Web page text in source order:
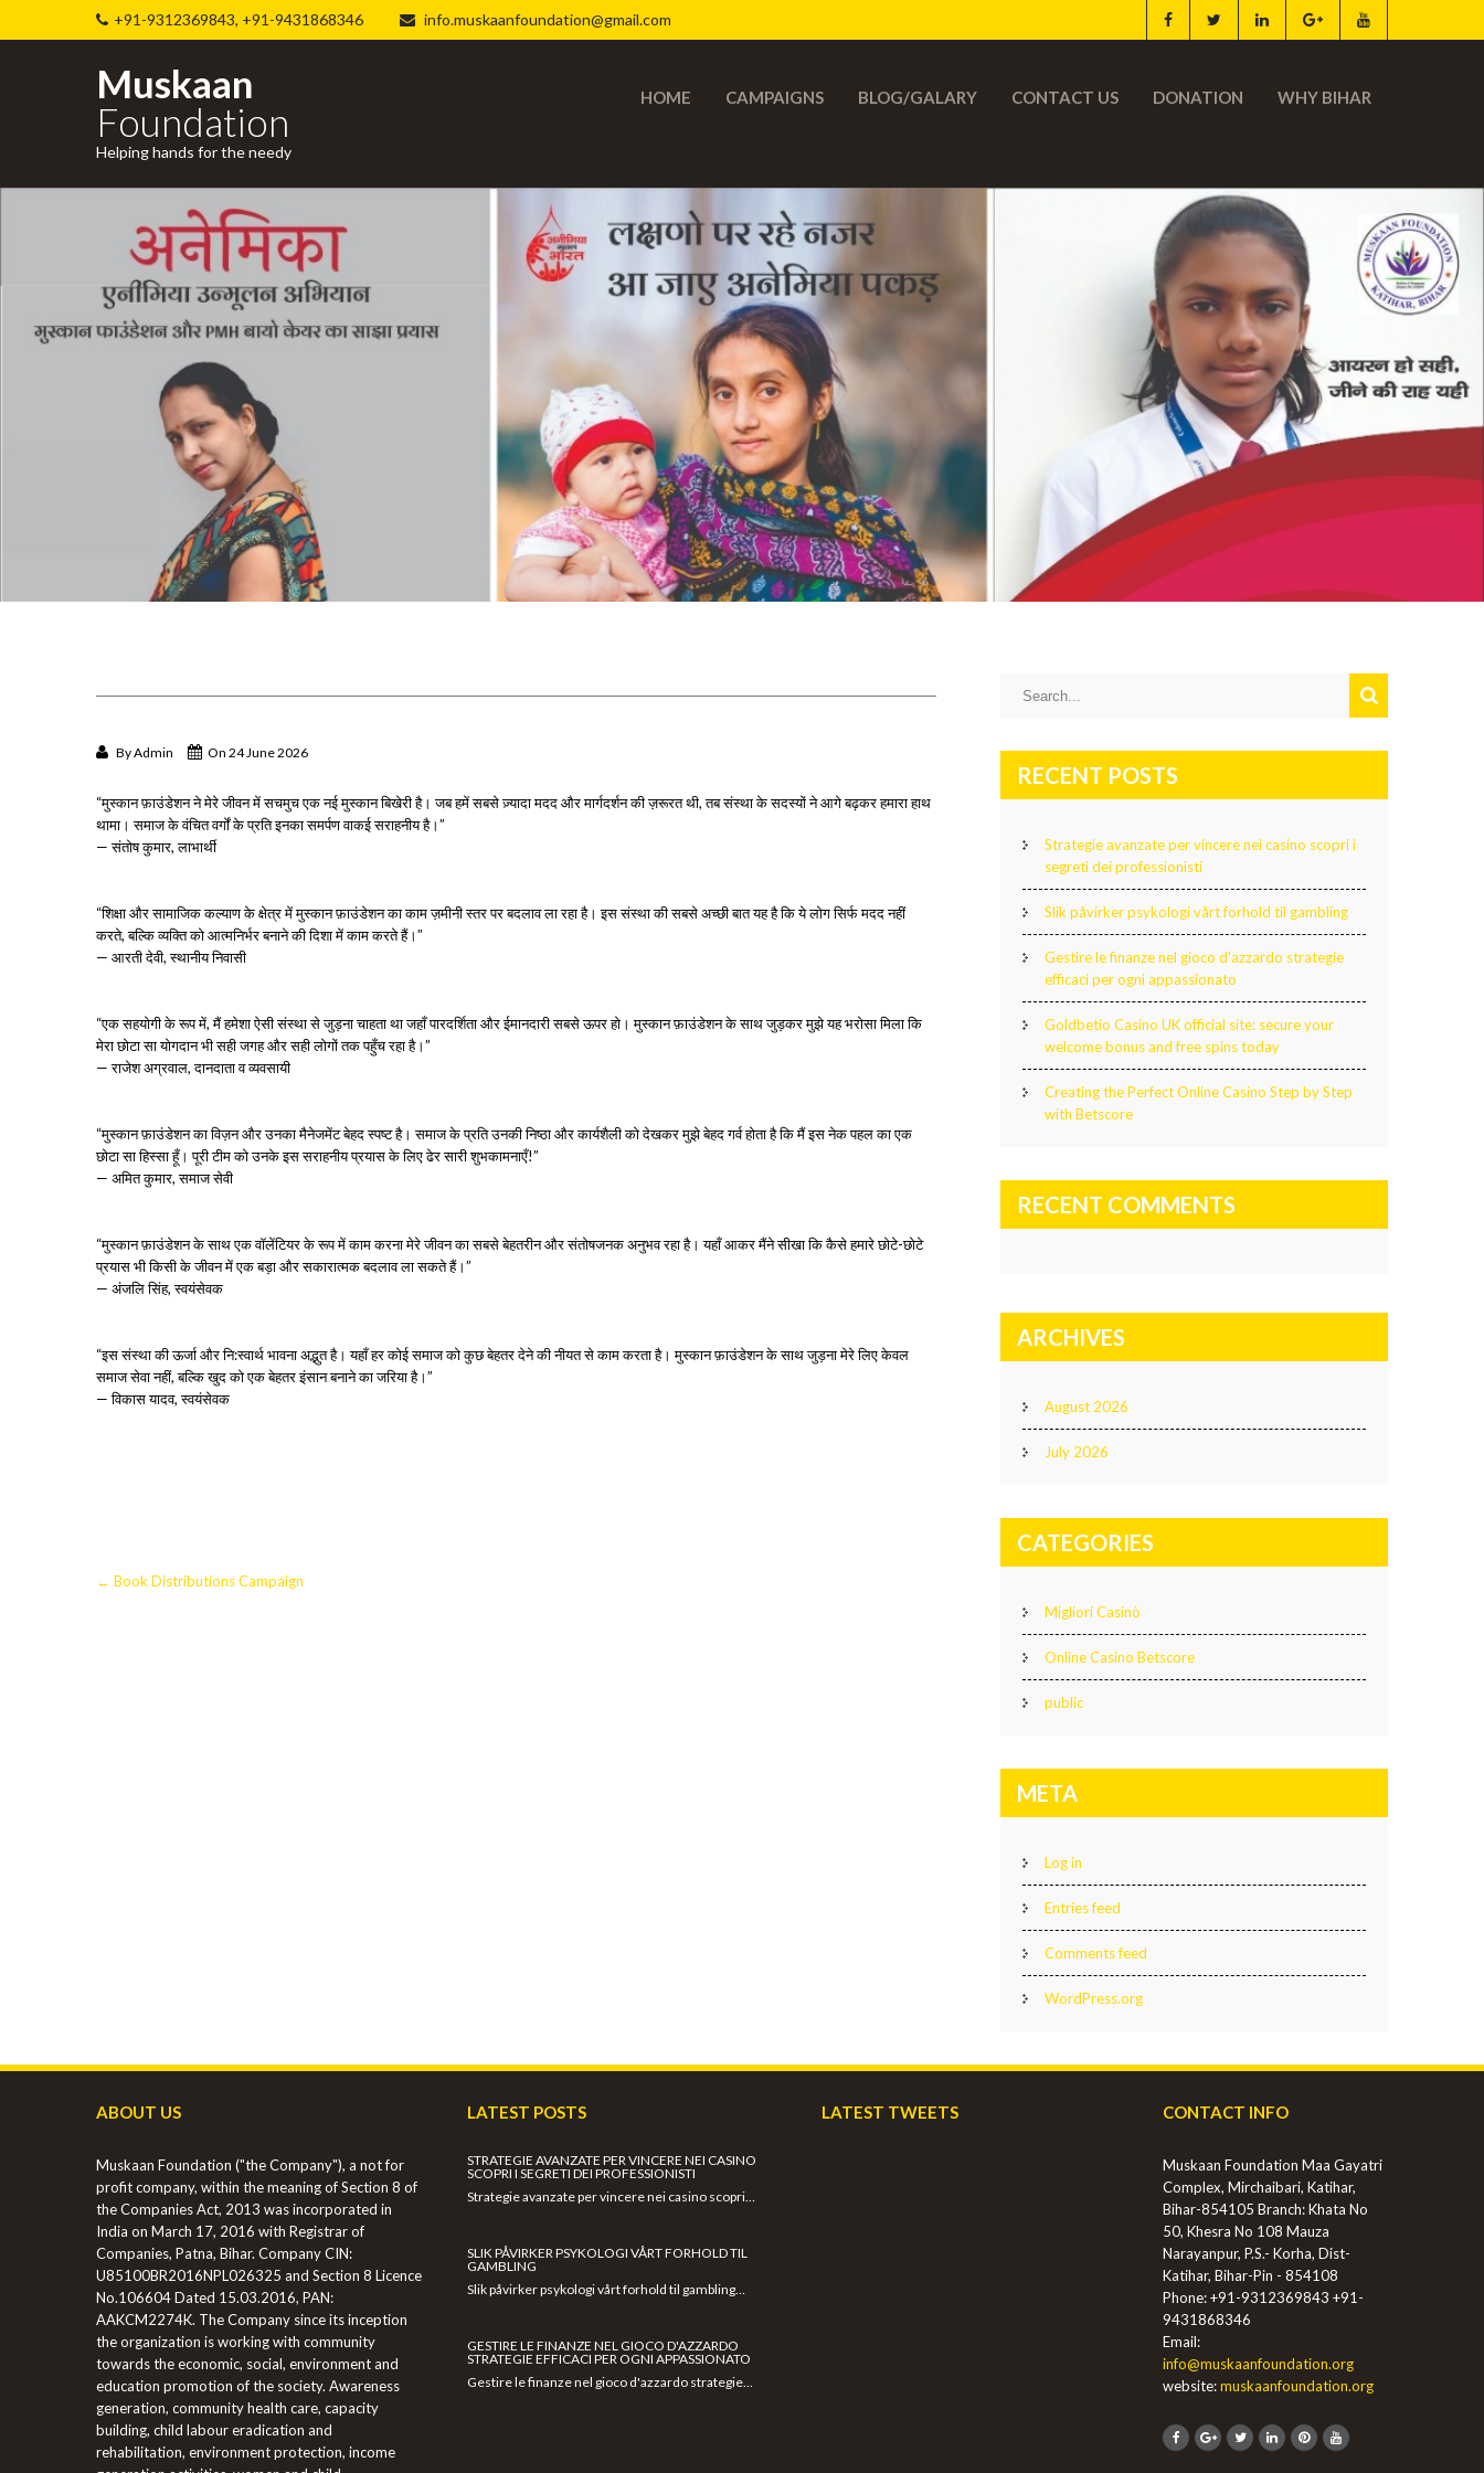
+91-9312369843, +91-9431868346 info.muskaanfoundation@gmail.com
Muskaan
Foundation
Helping hands for the needy
HOME CAMPAIGNS BLOG/GALARY CONTACT US DONATION WHY BIHAR
ByAdmin On 24 June 2026
“मुस्कान फ़ाउंडेशन ने मेरे जीवन में सचमुच एक नई मुस्कान बिखेरी है। जब हमें सबसे ज़्यादा मदद और मार्गदर्शन की ज़रूरत थी, तब संस्था के सदस्यों ने आगे बढ़कर हमारा हाथ
थामा। समाज के वंचित वर्गों के प्रति इनका समर्पण वाकई सराहनीय है।”
— संतोष कुमार, लाभार्थी
“शिक्षा और सामाजिक कल्याण के क्षेत्र में मुस्कान फ़ाउंडेशन का काम ज़मीनी स्तर पर बदलाव ला रहा है। इस संस्था की सबसे अच्छी बात यह है कि ये लोग सिर्फ मदद नहीं
करते, बल्कि व्यक्ति को आत्मनिर्भर बनाने की दिशा में काम करते हैं।”
— आरती देवी, स्थानीय निवासी
“एक सहयोगी के रूप में, मैं हमेशा ऐसी संस्था से जुड़ना चाहता था जहाँ पारदर्शिता और ईमानदारी सबसे ऊपर हो। मुस्कान फ़ाउंडेशन के साथ जुड़कर मुझे यह भरोसा मिला कि
मेरा छोटा सा योगदान भी सही जगह और सही लोगों तक पहुँच रहा है।”
— राजेश अग्रवाल, दानदाता व व्यवसायी
“मुस्कान फ़ाउंडेशन का विज़न और उनका मैनेजमेंट बेहद स्पष्ट है। समाज के प्रति उनकी निष्ठा और कार्यशैली को देखकर मुझे बेहद गर्व होता है कि मैं इस नेक पहल का एक
छोटा सा हिस्सा हूँ। पूरी टीम को उनके इस सराहनीय प्रयास के लिए ढेर सारी शुभकामनाएँ!”
— अमित कुमार, समाज सेवी
“मुस्कान फ़ाउंडेशन के साथ एक वॉलेंटियर के रूप में काम करना मेरे जीवन का सबसे बेहतरीन और संतोषजनक अनुभव रहा है। यहाँ आकर मैंने सीखा कि कैसे हमारे छोटे-छोटे
प्रयास भी किसी के जीवन में एक बड़ा और सकारात्मक बदलाव ला सकते हैं।”
— अंजलि सिंह, स्वयंसेवक
“इस संस्था की ऊर्जा और नि:स्वार्थ भावना अद्भुत है। यहाँ हर कोई समाज को कुछ बेहतर देने की नीयत से काम करता है। मुस्कान फ़ाउंडेशन के साथ जुड़ना मेरे लिए केवल
समाज सेवा नहीं, बल्कि खुद को एक बेहतर इंसान बनाने का जरिया है।”
— विकास यादव, स्वयंसेवक
← Book Distributions Campaign
RECENT POSTS
Strategie avanzate per vincere nei casino scopri i
segreti dei professionisti
Slik påvirker psykologi vårt forhold til gambling
Gestire le finanze nel gioco d'azzardo strategie
efficaci per ogni appassionato
Goldbetio Casino UK official site: secure your
welcome bonus and free spins today
Creating the Perfect Online Casino Step by Step
with Betscore
RECENT COMMENTS
ARCHIVES
August 2026
July 2026
CATEGORIES
Migliori Casinò
Online Casino Betscore
public
META
Log in
Entries feed
Comments feed
WordPress.org
ABOUT US
Muskaan Foundation ("the Company"), a not for
profit company, within the meaning of Section 8 of
the Companies Act, 2013 was incorporated in
India on March 17, 2016 with Registrar of
Companies, Patna, Bihar. Company CIN:
U85100BR2016NPL026325 and Section 8 Licence
No.106604 Dated 15.03.2016, PAN:
AAKCM2274K. The Company since its inception
the organization is working with community
towards the economic, social, environment and
education promotion of the society. Awareness
generation, community health care, capacity
building, child labour eradication and
rehabilitation, environment protection, income
LATEST POSTS
STRATEGIE AVANZATE PER VINCERE NEI CASINO
SCOPRI I SEGRETI DEI PROFESSIONISTI
Strategie avanzate per vincere nei casino scopri…
SLIK PÅVIRKER PSYKOLOGI VÅRT FORHOLD TIL
GAMBLING
Slik påvirker psykologi vårt forhold til gambling…
GESTIRE LE FINANZE NEL GIOCO D'AZZARDO
STRATEGIE EFFICACI PER OGNI APPASSIONATO
Gestire le finanze nel gioco d'azzardo strategie…
LATEST TWEETS CONTACT INFO
Muskaan Foundation Maa Gayatri
Complex, Mirchaibari, Katihar,
Bihar-854105 Branch: Khata No
50, Khesra No 108 Mauza
Narayanpur, P.S.- Korha, Dist-
Katihar, Bihar-Pin - 854108
Phone: +91-9312369843 +91-
9431868346
Email:
info@muskaanfoundation.org
website:muskaanfoundation.org